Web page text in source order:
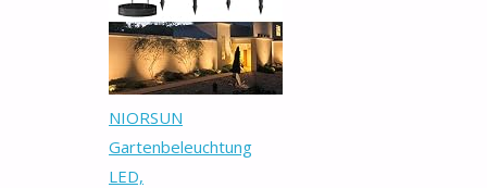
NIORSUN
Gartenbeleuchtung
LED,